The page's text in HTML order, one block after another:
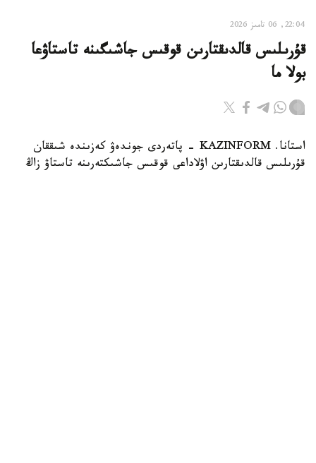
22:04, 06 تامىز 2026
قۇرىلىس قالدىقتارىن قوقىس جاشىگىنە تاستاۋعا
بولا ما
استانا. KAZINFORM - پاتەردى جوندەۋ كەزىندە شىققان
قۇرىلىس قالدىقتارىن اۋلاداعى قوقىس جاشىكتەرىنە تاستاۋ زاڭ